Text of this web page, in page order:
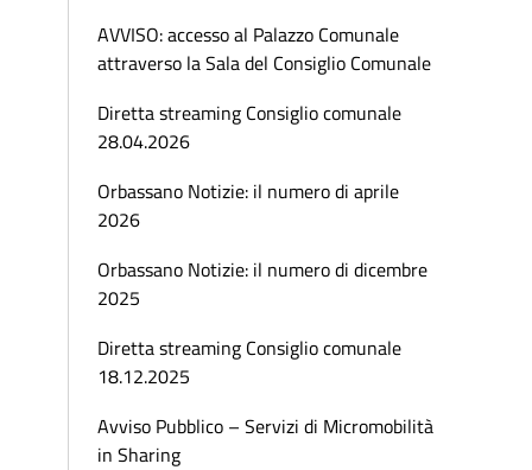
AVVISO: accesso al Palazzo Comunale
attraverso la Sala del Consiglio Comunale
Diretta streaming Consiglio comunale
28.04.2026
Orbassano Notizie: il numero di aprile
2026
Orbassano Notizie: il numero di dicembre
2025
Diretta streaming Consiglio comunale
18.12.2025
Avviso Pubblico – Servizi di Micromobilità
in Sharing